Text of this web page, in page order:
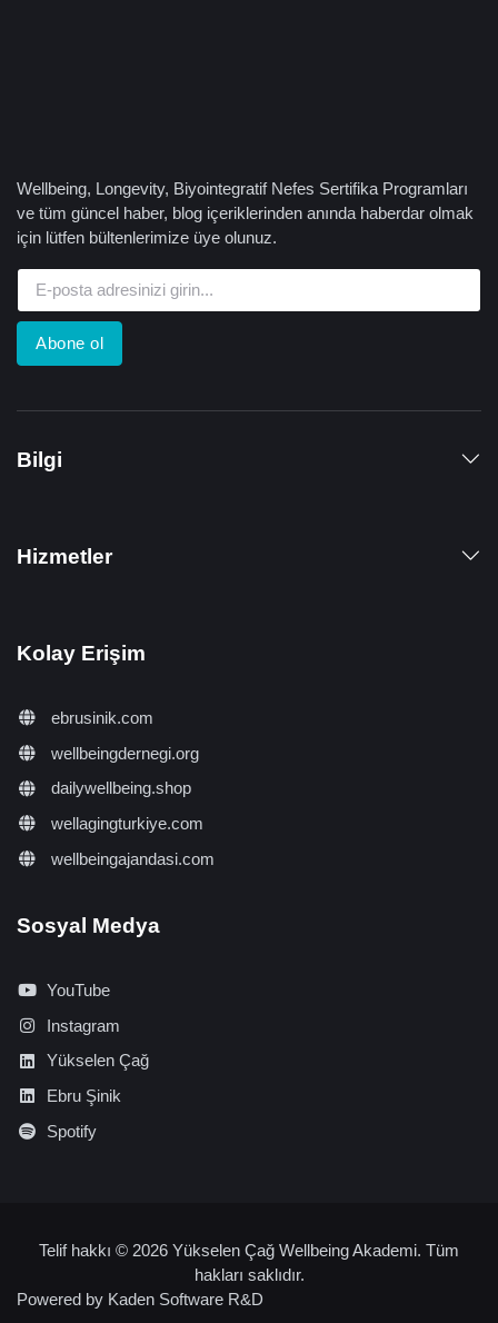
Wellbeing, Longevity, Biyointegratif Nefes Sertifika Programları
ve tüm güncel haber, blog içeriklerinden anında haberdar olmak
için lütfen bültenlerimize üye olunuz.
Abone ol
Bilgi
Hizmetler
Kolay Erişim
ebrusinik.com
wellbeingdernegi.org
dailywellbeing.shop
wellagingturkiye.com
wellbeingajandasi.com
Sosyal Medya
YouTube
Instagram
Yükselen Çağ
Ebru Şinik
Spotify
Telif hakkı © 2026 Yükselen Çağ Wellbeing Akademi. Tüm
hakları saklıdır.
Powered by Kaden Software R&D